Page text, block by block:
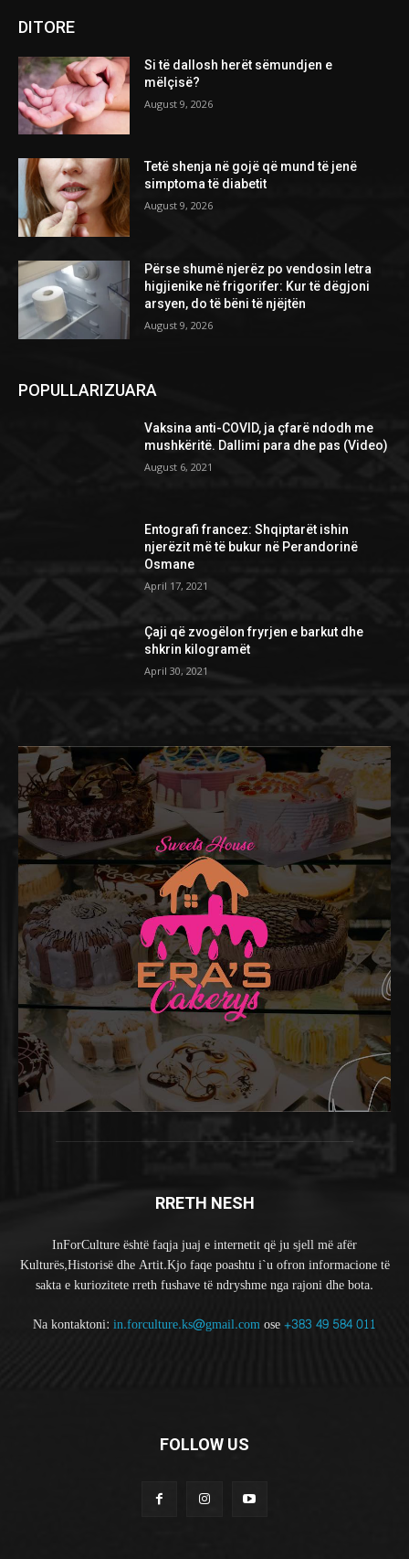
DITORE
Si të dallosh herët sëmundjen e
mëlçisë?
August 9, 2026
Tetë shenja në gojë që mund të jenë
simptoma të diabetit
August 9, 2026
Përse shumë njerëz po vendosin letra
higjienike në frigorifer: Kur të dëgjoni
arsyen, do të bëni të njëjtën
August 9, 2026
POPULLARIZUARA
Vaksina anti-COVID, ja çfarë ndodh me
mushkëritë. Dallimi para dhe pas (Video)
August 6, 2021
Entografi francez: Shqiptarët ishin
njerëzit më të bukur në Perandorinë
Osmane
April 17, 2021
Çaji që zvogëlon fryrjen e barkut dhe
shkrin kilogramët
April 30, 2021
RRETH NESH
InForCulture është faqja juaj e internetit që ju sjell më afër
Kulturës,Historisë dhe Artit.Kjo faqe poashtu i`u ofron informacione të
sakta e kuriozitete rreth fushave të ndryshme nga rajoni dhe bota.
Na kontaktoni: in.forculture.ks@gmail.comose+383 49 584 011
FOLLOW US